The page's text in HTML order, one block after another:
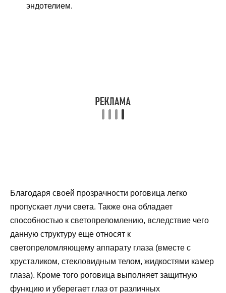
эндотелием.
Благодаря своей прозрачности роговица легко
пропускает лучи света. Также она обладает
способностью к светопреломлению, вследствие чего
данную структуру еще относят к
светопреломляющему аппарату глаза (вместе с
хрусталиком, стекловидным телом, жидкостями камер
глаза). Кроме того роговица выполняет защитную
функцию и уберегает глаз от различных